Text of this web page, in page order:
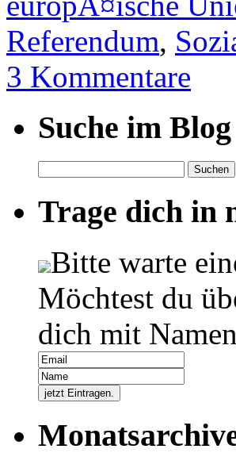
Referendum,
3 Kommentare
Suche im Blog
nach:
Trage dich in
Bitte warte
Möchtest du
dich mit